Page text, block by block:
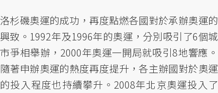
洛杉磯奧運的成功，再度點燃各國對於承辦奧運的
興致。1992年及1996年的奧運，分別吸引了6個城
市爭相舉辦，2000年奧運一開局就吸引8地響應。
隨著申辦奧運的熱度再度提升，各主辦國對於奧運
的投入程度也持續攀升。2008年北京奧運投入了